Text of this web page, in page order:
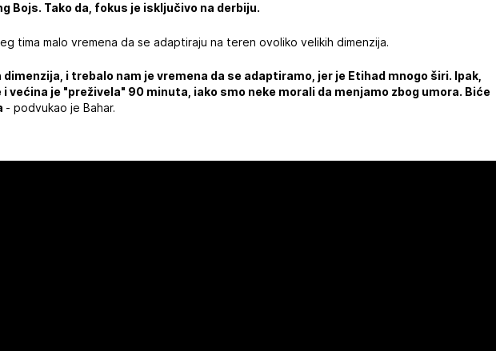
Bojs. Tako da, fokus je isključivo na derbiju.
tima malo vremena da se adaptiraju na teren ovoliko velikih dimenzija.
i trebalo nam je vremena da se adaptiramo, jer je Etihad mnogo širi. Ipak,
većina je "preživela" 90 minuta, iako smo neke morali da menjamo zbog umora. Biće
- podvukao je Bahar.